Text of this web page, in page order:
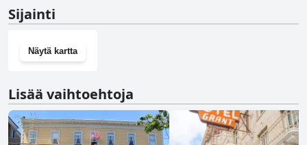
Sijainti
Näytä kartta
Lisää vaihtoehtoja